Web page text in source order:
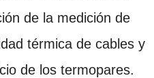
de la medición de
térmica de cables y
de los termopares.